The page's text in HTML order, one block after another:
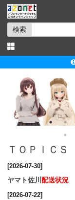
検索
ＴＯＰＩＣＳ
[2026-07-30]
ヤマト佐川 配送状況
[2026-07-22]